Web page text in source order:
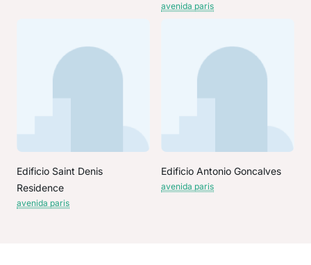
avenida paris
Edificio Saint Denis
Residence
avenida paris
Edificio Antonio Goncalves
avenida paris